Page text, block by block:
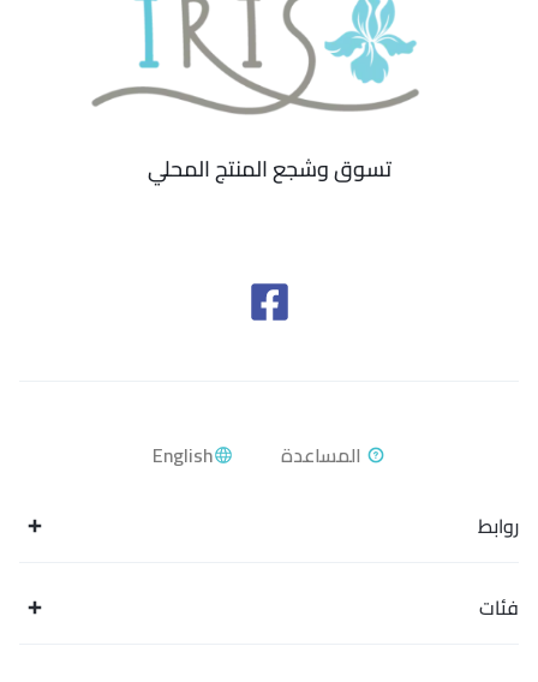
تسوق وشجع المنتج المحلي
English
روابط
فئات